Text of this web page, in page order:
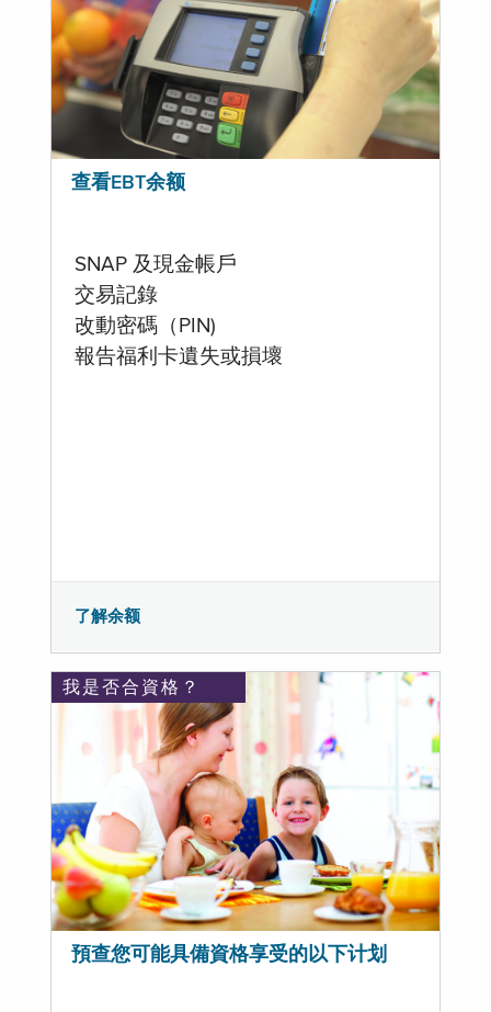
查看EBT余额
SNAP 及現金帳戶
交易記錄
改動密碼（PIN)
報告福利卡遺失或損壞
了解余额
我是否合資格？
預查您可能具備資格享受的以下计划